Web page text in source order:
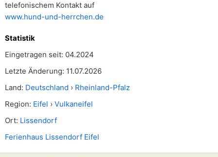
telefonischem Kontakt auf
www.hund-und-herrchen.de
Statistik
Eingetragen seit: 04.2024
Letzte Änderung: 11.07.2026
Land: Deutschland › Rheinland-Pfalz
Region: Eifel › Vulkaneifel
Ort: Lissendorf
Ferienhaus Lissendorf Eifel